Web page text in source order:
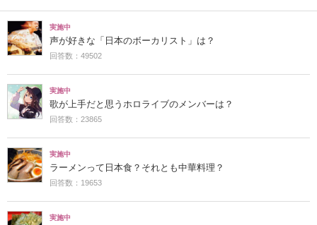
実施中
声が好きな「日本のボーカリスト」は？
回答数：49502
実施中
歌が上手だと思うホロライブのメンバーは？
回答数：23865
実施中
ラーメンって日本食？それとも中華料理？
回答数：19653
実施中